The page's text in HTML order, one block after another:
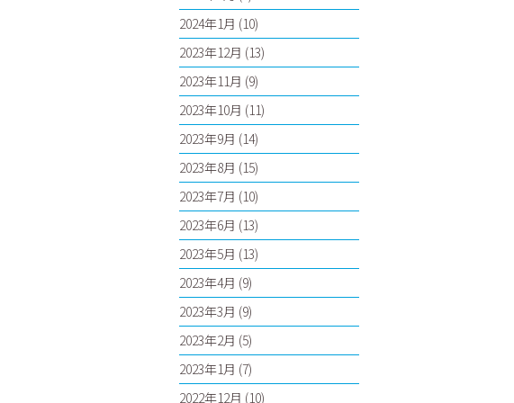
2024年1月 (10)
2023年12月 (13)
2023年11月 (9)
2023年10月 (11)
2023年9月 (14)
2023年8月 (15)
2023年7月 (10)
2023年6月 (13)
2023年5月 (13)
2023年4月 (9)
2023年3月 (9)
2023年2月 (5)
2023年1月 (7)
2022年12月 (10)